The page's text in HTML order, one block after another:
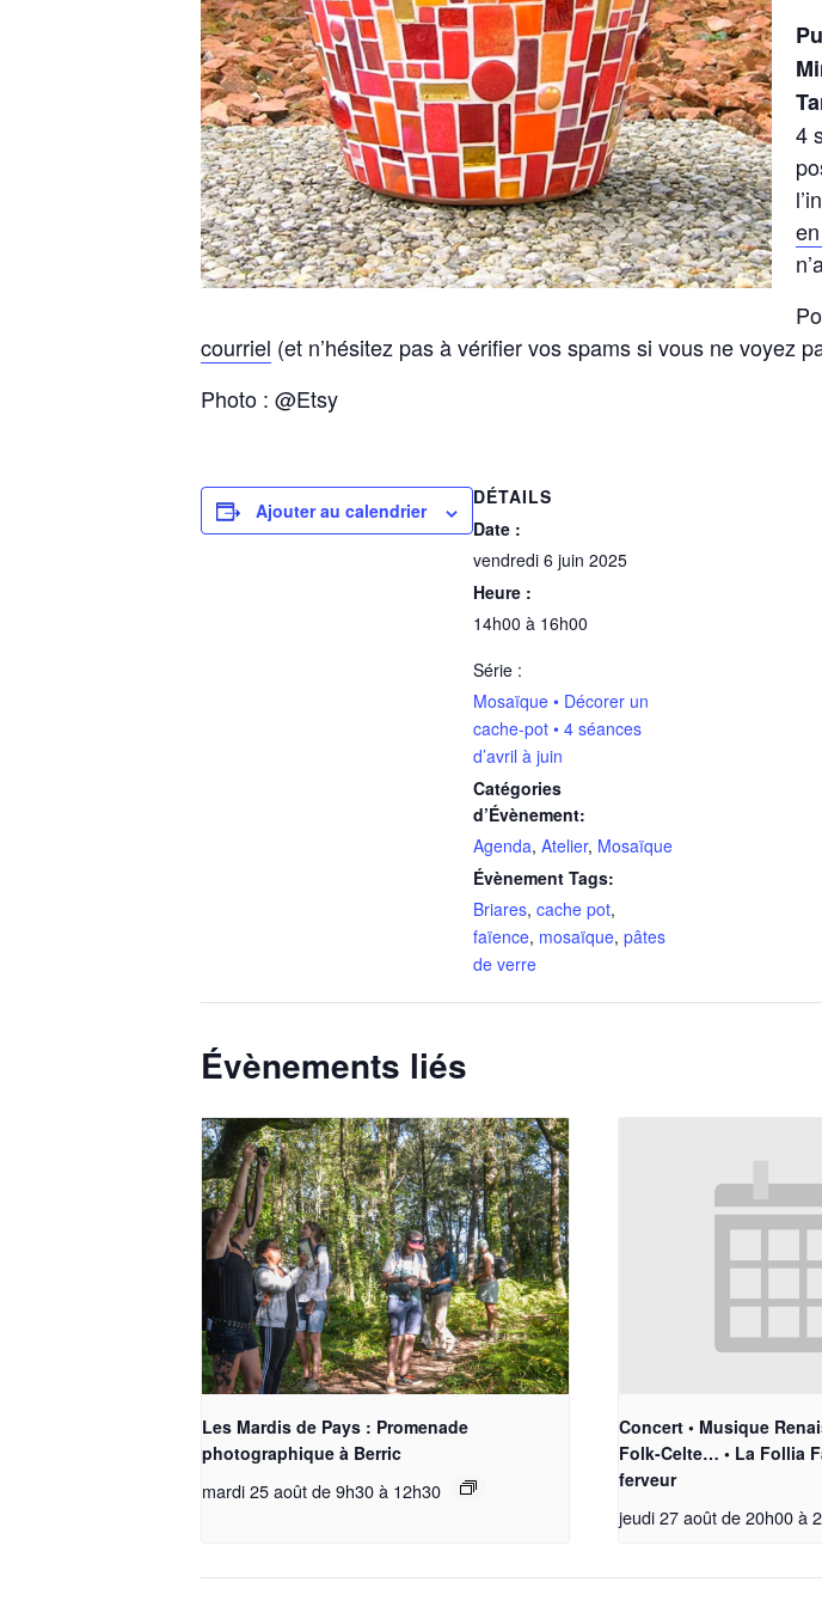
4
courriel (et n’hésitez pas à vérifier vos spams si vous ne voyez
Photo : @Etsy
Ajouter au calendrier
DÉTAILS
Date :
vendredi 6 juin 2025
Heure :
14h00 à 16h00
Série :
Mosaïque • Décorer un
cache-pot • 4 séances
d’avril à juin
Catégories
d’Évènement:
Agenda, Atelier, Mosaïque
Évènement Tags:
Briares, cache pot,
faïence, mosaïque, pâtes
de verre
Évènements liés
Les Mardis de Pays : Promenade
photographique à Berric
mardi 25 août de 9h30à 12h30
Concert • Musique
Folk-Celte… • La Follia
ferveur
jeudi 27 août de 20h00 à